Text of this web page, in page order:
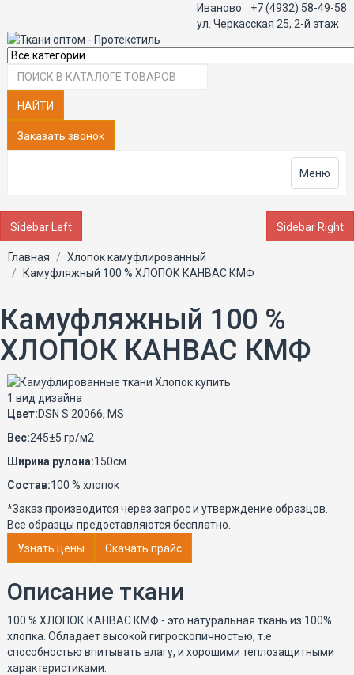
Иваново
+7 (4932) 58-49-58
ул. Черкасская 25, 2-й этаж
НАЙТИ
Заказать звонок
Меню
Sidebar Left Sidebar Right
Главная
Хлопок камуфлированный
Камуфляжный 100 % ХЛОПОК КАНВАС КМФ
Камуфляжный 100 %
ХЛОПОК КАНВАС КМФ
1 вид дизайна
Цвет:DSN S 20066, MS
Вес:245±5 гр/м2
Ширина рулона:150см
Состав:100 % хлопок
*Заказ производится через запрос и утверждение образцов.
Все образцы предоставляются бесплатно.
Узнать цены
Скачать прайс
Описание ткани
100 % ХЛОПОК КАНВАС КМФ - это натуральная ткань из 100%
хлопка. Обладает высокой гигроскопичностью, т.е.
способностью впитывать влагу, и хорошими теплозащитными
характеристиками.